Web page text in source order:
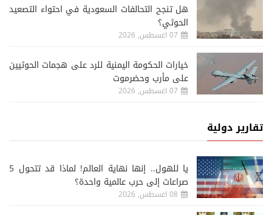
هل تنجح التحالفات السعودية في احتواء التصعيد
الحوثي؟
07 اغسطس, 2026
خيارات الحكومة اليمنية للرد على هجمات الحوثيين
على مأرب وحضرموت
07 اغسطس, 2026
تقارير دولية
يا للهول.. إنها نهاية العالم! لماذا قد تتحول 5
صراعات إلى حرب عالمية واحدة؟
08 اغسطس, 2026